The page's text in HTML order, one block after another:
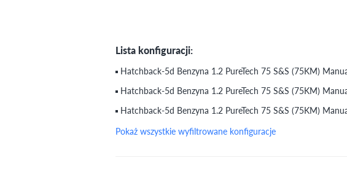
Lista konfiguracji:
Hatchback-5d Benzyna 1.2 PureTech 75 S&S (75KM)
Hatchback-5d Benzyna 1.2 PureTech 75 S&S (75KM)
Hatchback-5d Benzyna 1.2 PureTech 75 S&S (75KM)
Pokaż wszystkie wyfiltrowane konfiguracje